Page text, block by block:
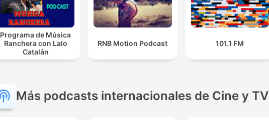
Programa de Música
Ranchera con Lalo
Catalán
RNB Motion Podcast 101.1 FM
Más podcasts internacionales de Cine y TV